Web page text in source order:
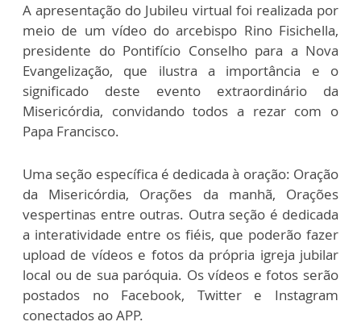
A apresentação do Jubileu virtual foi realizada por
meio de um vídeo do arcebispo Rino Fisichella,
presidente do Pontifício Conselho para a Nova
Evangelização, que ilustra a importância e o
significado deste evento extraordinário da
Misericórdia, convidando todos a rezar com o
Papa Francisco.
Uma seção específica é dedicada à oração: Oração
da Misericórdia, Orações da manhã, Orações
vespertinas entre outras. Outra seção é dedicada
a interatividade entre os fiéis, que poderão fazer
upload de vídeos e fotos da própria igreja jubilar
local ou de sua paróquia. Os vídeos e fotos serão
postados no Facebook, Twitter e Instagram
conectados ao APP.